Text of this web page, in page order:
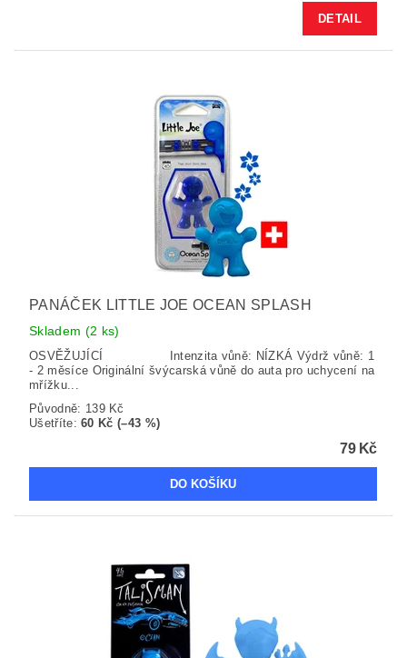
DETAIL
PANÁČEK LITTLE JOE OCEAN SPLASH
Skladem (2 ks)
OSVĚŽUJÍCÍ Intenzita vůně: NÍZKÁ Výdrž vůně: 1
- 2 měsíce Originální švýcarská vůně do auta pro uchycení na
mřížku...
Původně: 139 Kč
Ušetříte:60 Kč (–43 %)
79 Kč